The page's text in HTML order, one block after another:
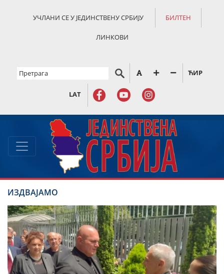
УЧЛАНИ СЕ У ЈЕДИНСТВЕНУ СРБИЈУ БИЛТЕН
ЛИНКОВИ
ЋИР
LAT
ИЗДВАЈАМО